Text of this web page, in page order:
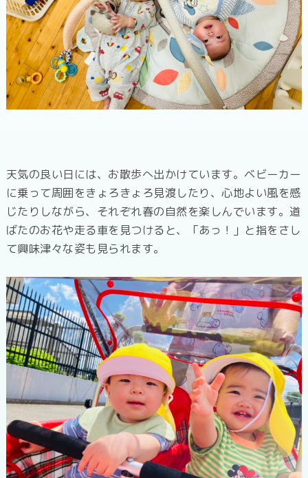
天気の良い日には、お散歩へ出かけています。ベビーカー
に乗って周囲をきょろきょろ見渡したり、心地よい風を感
じたりしながら、それぞれ春の自然を楽しんでいます。道
ばたのお花や走る車を見つけると、「あっ！」と指をさし
て興味津々な姿も見られます。